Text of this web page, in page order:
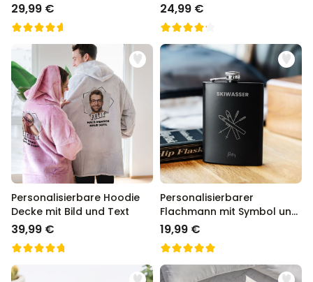
29,99 € 24,99 €
Personalisierbare Hoodie
Decke mit Bild und Text
39,99 €
Personalisierbarer
Flachmann mit Symbol und
Text
19,99 €